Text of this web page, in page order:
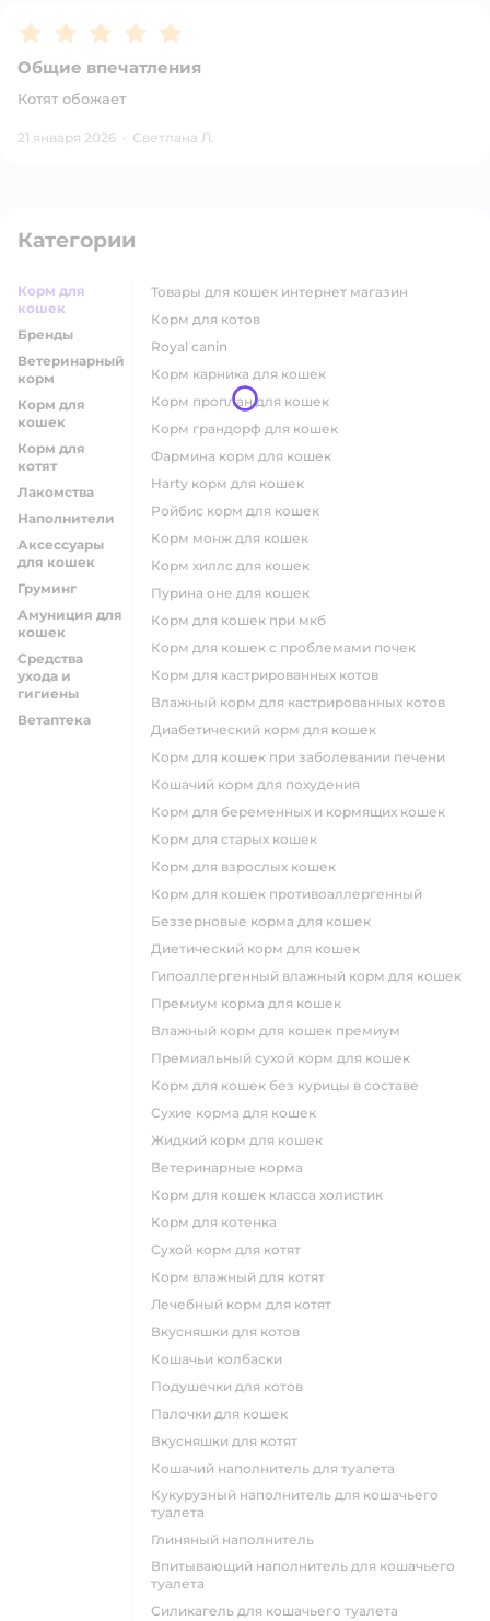
Рейтинг:5
Общие впечатления
Котят обожает
21 января 2026 · Светлана Л.
Категории
Корм для
кошек
Бренды
Ветеринарный
корм
Корм для
кошек
Корм для
котят
Лакомства
Наполнители
Аксессуары
для кошек
Груминг
Амуниция для
кошек
Средства
ухода и
гигиены
Ветаптека
товары для кошек интернет магазин
корм для котов
royal canin
корм карника для кошек
корм проплан для кошек
корм грандорф для кошек
фармина корм для кошек
harty корм для кошек
ройбис корм для кошек
корм монж для кошек
корм хиллс для кошек
пурина оне для кошек
корм для кошек при мкб
корм для кошек с проблемами почек
Корм для кастрированных котов
влажный корм для кастрированных котов
диабетический корм для кошек
корм для кошек при заболевании печени
кошачий корм для похудения
корм для беременных и кормящих кошек
корм для старых кошек
корм для взрослых кошек
корм для кошек противоаллергенный
беззерновые корма для кошек
диетический корм для кошек
гипоаллергенный влажный корм для кошек
премиум корма для кошек
влажный корм для кошек премиум
премиальный сухой корм для кошек
корм для кошек без курицы в составе
сухие корма для кошек
жидкий корм для кошек
ветеринарные корма
корм для кошек класса холистик
корм для котенка
сухой корм для котят
корм влажный для котят
лечебный корм для котят
вкусняшки для котов
кошачьи колбаски
подушечки для котов
палочки для кошек
вкусняшки для котят
кошачий наполнитель для туалета
кукурузный наполнитель для кошачьего
туалета
глиняный наполнитель
впитывающий наполнитель для кошачьего
туалета
силикагель для кошачьего туалета